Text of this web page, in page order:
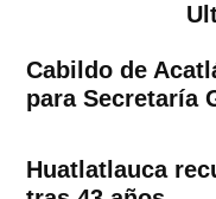
Cabildo de
para Secretaría
Huatlatlauca